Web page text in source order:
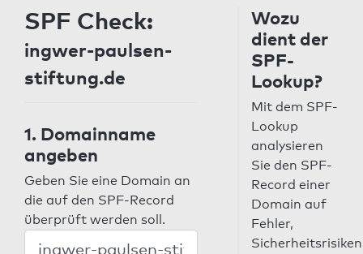
SPF Check:
ingwer-paulsen-
stiftung.de
1. Domainname
angeben
Geben Sie eine Domain an
die auf den SPF-Record
überprüft werden soll.
Wozu
dient der
SPF-
Lookup?
Mit dem SPF-
Lookup
analysieren
Sie den SPF-
Record einer
Domain auf
Fehler,
Sicherheitsrisiken